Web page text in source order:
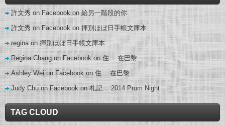
許文秀 on Facebookon給另一階段的你
許文秀 on Facebookon 揮別ほぼ日手帳文庫本
reginaon揮別ほぼ日手帳文庫本
Regina Chang on Facebookon住… 在巴黎
Ashley Wei on Facebookon住… 在巴黎
Judy Chu on Facebookon札記… 2014 Prom Night
TAG CLOUD